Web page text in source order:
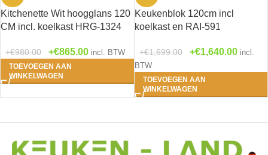
Kitchenette Wit hoogglans 120
CM incl. koelkast HRG-1324
€980.00 €865.00 incl. BTW
TOEVOEGEN AAN
WINKELWAGEN
Keukenblok 120cm incl
koelkast en RAI-591
€1,699.00 €1,640.00 incl.
BTW
TOEVOEGEN AAN
WINKELWAGEN